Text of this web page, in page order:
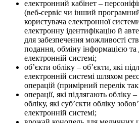
електронний кабінет –
(веб-сервіс чи інший
користувача електронної
електронну ідентифікацію й
для забезпечення можливості
подання, обміну інформацією
електронній системі;
об’єкти обліку – об’єкти, які
електронній системі шляхом
операцій (примірний перелік
операції, які підлягають обліку
обліку, які суб’єкти обліку
електронній системі;